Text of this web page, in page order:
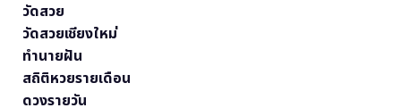
วัดสวย
วัดสวยเชียงใหม่
ทำนายฝัน
สถิติหวยรายเดือน
ดวงรายวัน